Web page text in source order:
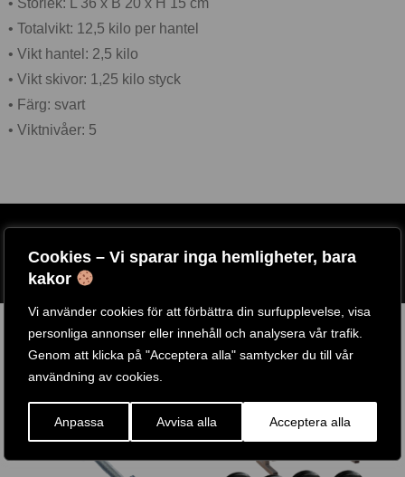
Cookies – Vi sparar inga hemligheter, bara
kakor
Vi använder cookies för att förbättra din surfupplevelse, visa
personliga annonser eller innehåll och analysera vår trafik.
Genom att klicka på "Acceptera alla" samtycker du till vår
användning av cookies.
Anpassa Avvisa alla Acceptera alla
• Storlek: L 36 x B 20 x H 15 cm
• Totalvikt: 12,5 kilo per hantel
• Vikt hantel: 2,5 kilo
• Vikt skivor: 1,25 kilo styck
• Färg: svart
• Viktnivåer: 5
ARTIKELNR:TUNTURI-JUSTERBARA-HANTLAR-12-5-KG
ETIKETT:TUNTURI
RELATERADE PRODUKTER